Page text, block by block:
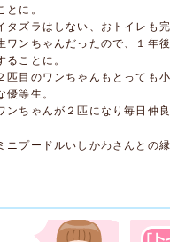
とに。
タズラはしない、おトイレも
ワンちゃんだったので、１年
ることに。
匹目のワンちゃんもとっても
優等生。
ンちゃんが２匹になり毎日仲
ニプードルいしかわさんとの